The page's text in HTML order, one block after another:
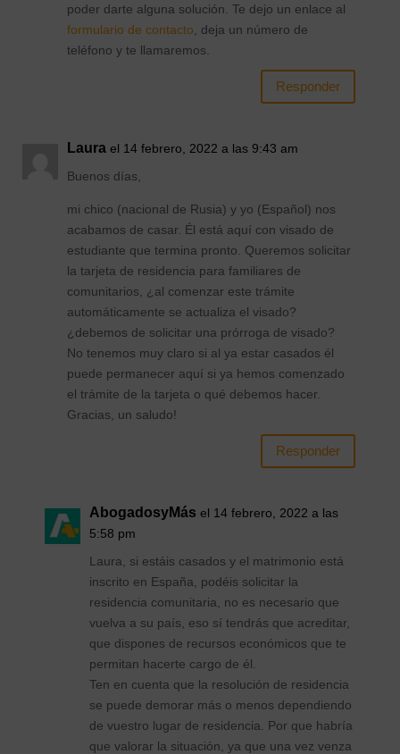
poder darte alguna solución. Te dejo un enlace al
formulario de contacto , deja un número de
teléfono y te llamaremos.
Responder
Laura el 14 febrero, 2022 a las 9:43 am
Buenos días,
mi chico (nacional de Rusia) y yo (Español) nos
acabamos de casar. Él está aquí con visado de
estudiante que termina pronto. Queremos solicitar
la tarjeta de residencia para familiares de
comunitarios, ¿al comenzar este trámite
automáticamente se actualiza el visado?
¿debemos de solicitar una prórroga de visado?
No tenemos muy claro si al ya estar casados él
puede permanecer aquí si ya hemos comenzado
el trámite de la tarjeta o qué debemos hacer.
Gracias, un saludo!
Responder
AbogadosyMás el 14 febrero, 2022 a las
5:58 pm
Laura, si estáis casados y el matrimonio está
inscrito en España, podéis solicitar la
residencia comunitaria, no es necesario que
vuelva a su país, eso sí tendrás que acreditar,
que dispones de recursos económicos que te
permitan hacerte cargo de él.
Ten en cuenta que la resolución de residencia
se puede demorar más o menos dependiendo
de vuestro lugar de residencia. Por que habría
que valorar la situación, ya que una vez venza